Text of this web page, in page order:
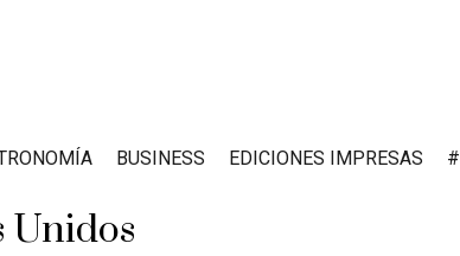
BUSINESS EDICIONES IMPRESAS
Unidos